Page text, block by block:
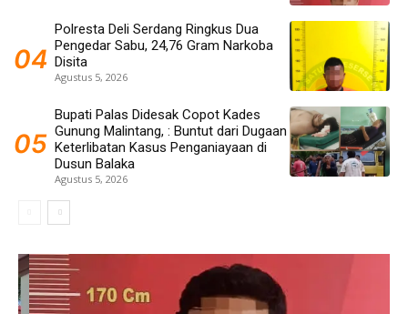
Polresta Deli Serdang Ringkus Dua
Pengedar Sabu, 24,76 Gram Narkoba
Disita
Agustus 5, 2026
Bupati Palas Didesak Copot Kades
Gunung Malintang, : Buntut dari Dugaan
Keterlibatan Kasus Penganiayaan di
Dusun Balaka
Agustus 5, 2026